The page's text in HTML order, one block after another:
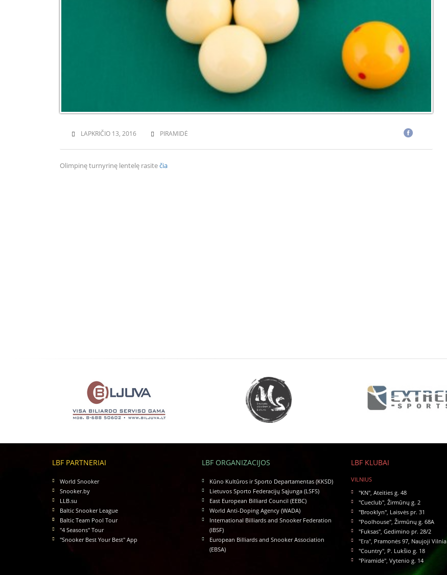
LAPKRIČIO 13, 2016 PIRAMIDĖ
Olimpinę turnyrinę lentelę rasitečia
LBF PARTNERIAI
World Snooker
Snooker.by
LLB.su
Baltic Snooker League
Baltic Team Pool Tour
"4 Seasons" Tour
"Snooker Best Your Best" App
LBF ORGANIZACIJOS
Kūno Kultūros ir Sporto Departamentas (KKSD)
Lietuvos Sporto Federacijų Sąjunga (LSFS)
East European Billiard Council (EEBC)
World Anti-Doping Agency (WADA)
International Billiards and Snooker Federation
(IBSF)
European Billiards and Snooker Association
(EBSA)
LBF KLUBAI
VILNIUS
"KN", Ateities g. 48
"Cueclub", Žirmūnų g. 2
"Brooklyn", Laisvės pr. 31
"Poolhouse", Žirmūnų g. 68A
"Fuksas", Gedimino pr. 28/2
"Era", Pramonės 97, Naujoji Vilnia
"Country", P. Lukšio g. 18
"Piramidė", Vytenio g. 14